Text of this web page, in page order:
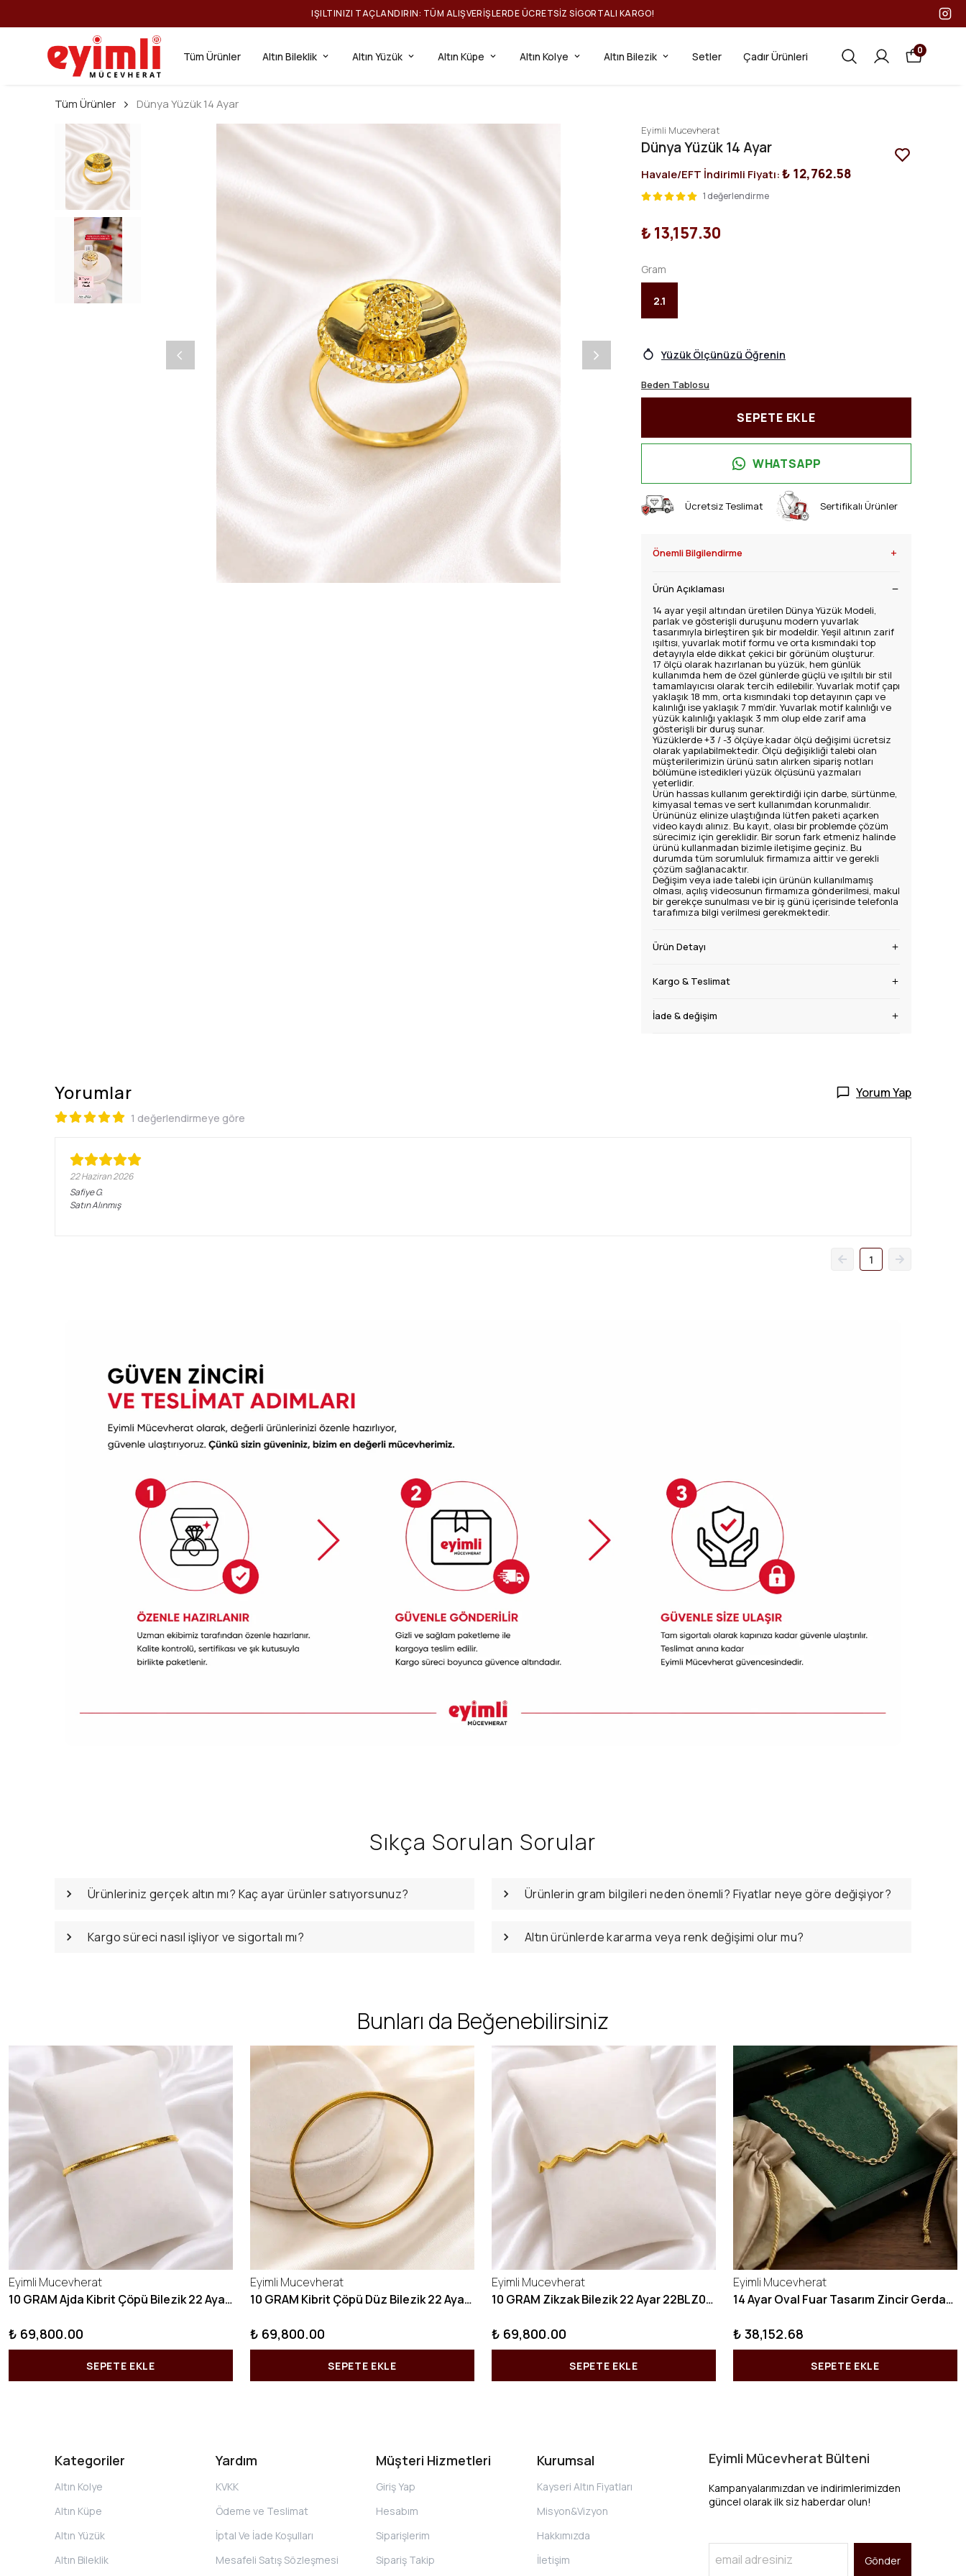
IŞILTINIZI TAÇLANDIRIN: TÜM ALIŞVERIŞLERDE ÜCRETSIZ SIGORTALI KARGO!
Tüm Ürünler Altın Bileklik Altın Yüzük Altın Küpe Altın Kolye Altın Bilezik Setler Çadır Ürünleri 0
Tüm Ürünler Dünya Yüzük 14 Ayar
Eyimli Mucevherat
Dünya Yüzük 14 Ayar
Havale/EFT İndirimli Fiyatı:₺ 12,762.58
1 değerlendirme
₺ 13,157.30
Gram
2.1
Yüzük Ölçünüzü Öğrenin
Beden Tablosu
SEPETE EKLE
WHATSAPP
Ücretsiz Teslimat Sertifikalı Ürünler
Önemli Bilgilendirme +
Ürün Açıklaması
14 ayar yeşil altından üretilen Dünya Yüzük Modeli,
parlak ve gösterişli duruşunu modern yuvarlak
tasarımıyla birleştiren şık bir modeldir. Yeşil altının zarif
ışıltısı, yuvarlak motif formu ve orta kısmındaki top
detayıyla elde dikkat çekici bir görünüm oluşturur.
17 ölçü olarak hazırlanan bu yüzük, hem günlük
kullanımda hem de özel günlerde güçlü ve ışıltılı bir stil
tamamlayıcısı olarak tercih edilebilir. Yuvarlak motif çapı
yaklaşık 18 mm, orta kısmındaki top detayının çapı ve
kalınlığı ise yaklaşık 7 mm’dir. Yuvarlak motif kalınlığı ve
yüzük kalınlığı yaklaşık 3 mm olup elde zarif ama
gösterişli bir duruş sunar.
Yüzüklerde +3 / -3 ölçüye kadar ölçü değişimi ücretsiz
olarak yapılabilmektedir. Ölçü değişikliği talebi olan
müşterilerimizin ürünü satın alırken sipariş notları
bölümüne istedikleri yüzük ölçüsünü yazmaları
yeterlidir.
Ürün hassas kullanım gerektirdiği için darbe, sürtünme,
kimyasal temas ve sert kullanımdan korunmalıdır.
Ürününüz elinize ulaştığında lütfen paketi açarken
video kaydı alınız. Bu kayıt, olası bir problemde çözüm
sürecimiz için gereklidir. Bir sorun fark etmeniz halinde
ürünü kullanmadan bizimle iletişime geçiniz. Bu
durumda tüm sorumluluk firmamıza aittir ve gerekli
çözüm sağlanacaktır.
Değişim veya iade talebi için ürünün kullanılmamış
olması, açılış videosunun firmamıza gönderilmesi, makul
bir gerekçe sunulması ve bir iş günü içerisinde telefonla
tarafımıza bilgi verilmesi gerekmektedir.
Ürün Detayı
Kargo & Teslimat
İade & değişim
Yorumlar Yorum Yap
1 değerlendirmeye göre
22 Haziran 2026
SafiyeG.
Satın Alınmış
1
Sıkça Sorulan Sorular
Ürünleriniz gerçek altın mı? Kaç ayar ürünler satıyorsunuz? Ürünlerin gram bilgileri neden önemli? Fiyatlar neye göre değişiyor?
Kargo süreci nasıl işliyor ve sigortalı mı? Altın ürünlerde kararma veya renk değişimi olur mu?
Bunları da Beğenebilirsiniz
Eyimli Mucevherat
10 GRAM Ajda Kibrit Çöpü Bilezik 22 Ayar 22BLZ003
₺ 69,800.00
SEPETE EKLE
Eyimli Mucevherat
10 GRAM Kibrit Çöpü Düz Bilezik 22 Ayar 22BLZ001
₺ 69,800.00
SEPETE EKLE
Eyimli Mucevherat
10 GRAM Zikzak Bilezik 22 Ayar 22BLZ004
₺ 69,800.00
SEPETE EKLE
Eyimli Mucevherat
14 Ayar Oval Fuar Tasarım Zincir Gerdanlık KY1071
₺ 38,152.68
SEPETE EKLE
Kategoriler
Altın Kolye
Altın Küpe
Altın Yüzük
Altın Bileklik
Yardım
KVKK
Ödeme ve Teslimat
İptal Ve İade Koşulları
Mesafeli Satış Sözleşmesi
Müşteri Hizmetleri
Giriş Yap
Hesabım
Siparişlerim
Sipariş Takip
Kurumsal
Kayseri Altın Fiyatları
Misyon&Vizyon
Hakkımızda
İletişim
Eyimli Mücevherat Bülteni
Kampanyalarımızdan ve indirimlerimizden
güncel olarak ilk siz haberdar olun!
Gönder